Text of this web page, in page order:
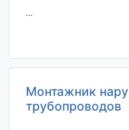
...
Монтажник
трубопроводов